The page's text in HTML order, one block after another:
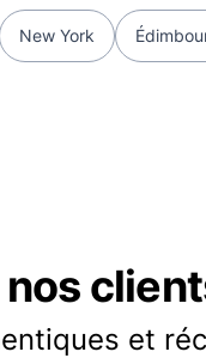
New York
et